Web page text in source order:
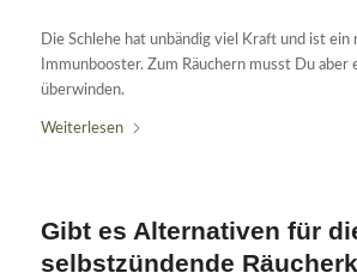
Die Schlehe hat unbändig viel Kraft und ist ein
Immunbooster. Zum Räuchern musst Du
überwinden.
Weiterlesen
Gibt es Alternativen für
selbstzündende